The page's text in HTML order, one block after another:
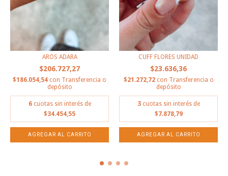
AROS ADARA
$206.727,27
$186.054,54 con Transferencia o
depósito
6 cuotas sin interés de
$34.454,55
CUFF FLORES UNIDAD
$23.636,36
$21.272,72 con Transferencia o
depósito
3 cuotas sin interés de
$7.878,79